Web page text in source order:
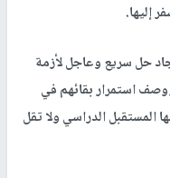
إليها.
حل سريع وعاجل لأزمة
استمرار بقائهم في
الدراسي ولا تقل